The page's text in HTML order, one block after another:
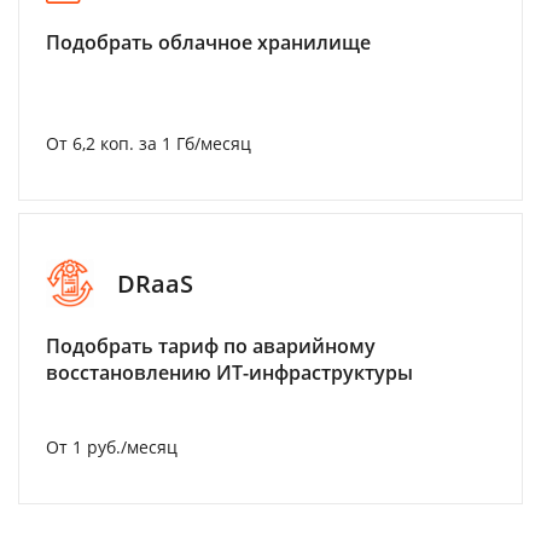
Подобрать облачное хранилище
От 6,2 коп. за 1 Гб/месяц
DRaaS
Подобрать тариф по аварийному
восстановлению ИТ-инфраструктуры
От 1 руб./месяц